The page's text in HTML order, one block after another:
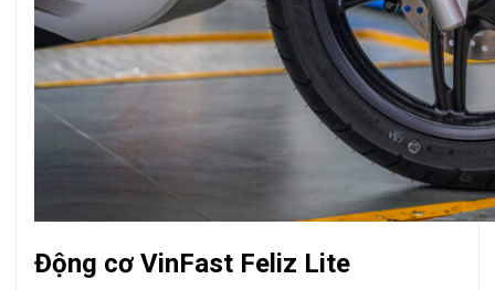
Động cơ VinFast Feliz Lite